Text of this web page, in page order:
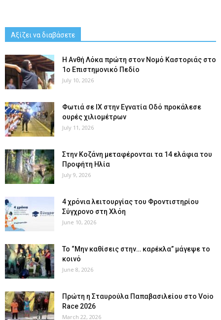
Αξίζει να διαβάσετε
Η Ανθή Λόκα πρώτη στον Νομό Καστοριάς στο
1ο Επιστημονικό Πεδίο
July 10, 2026
Φωτιά σε ΙΧ στην Εγνατία Οδό προκάλεσε
ουρές χιλιομέτρων
July 11, 2026
Στην Κοζάνη μεταφέρονται τα 14 ελάφια του
Προφήτη Ηλία
July 9, 2026
4 χρόνια λειτουργίας του Φροντιστηρίου
Σύγχρονο στη Χλόη
June 10, 2026
Το “Μην καθίσεις στην… καρέκλα” μάγεψε το
κοινό
June 8, 2026
Πρώτη η Σταυρούλα Παπαβασιλείου στο Voio
Race 2026
March 22, 2026